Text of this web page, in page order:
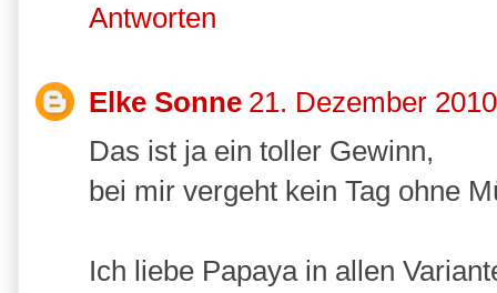
Antworten
Elke Sonne 21. Dezember
Das ist ja ein toller Gewinn,
bei mir vergeht kein Tag ohne
Ich liebe Papaya in allen